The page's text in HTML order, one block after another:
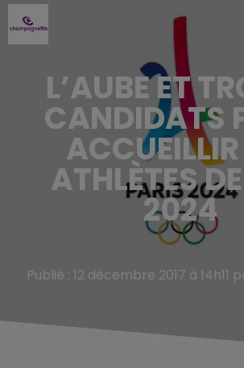
L’AUBE ET
CANDIDATS
ACCUEILLIR
ATHLÈTES
2024
Publié : 12 décembre 2017 à 14h11